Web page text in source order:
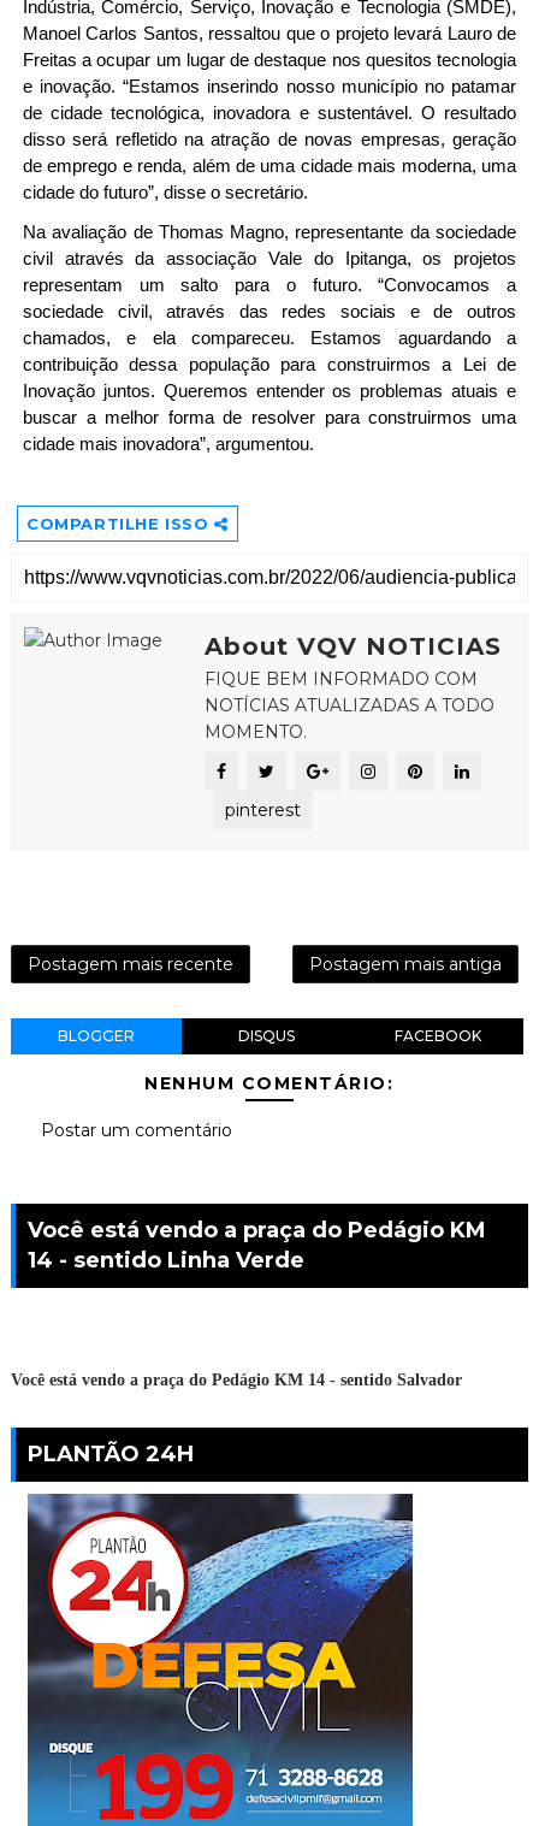
Indústria, Comércio, Serviço, Inovação e Tecnologia (SMDE),
Manoel Carlos Santos, ressaltou que o projeto levará Lauro de
Freitas a ocupar um lugar de destaque nos quesitos tecnologia
e inovação. “Estamos inserindo nosso município no patamar
de cidade tecnológica, inovadora e sustentável. O resultado
disso será refletido na atração de novas empresas, geração
de emprego e renda, além de uma cidade mais moderna, uma
cidade do futuro”, disse o secretário.
Na avaliação de Thomas Magno, representante da sociedade
civil através da associação Vale do Ipitanga, os projetos
representam um salto para o futuro. “Convocamos a
sociedade civil, através das redes sociais e de outros
chamados, e ela compareceu. Estamos aguardando a
contribuição dessa população para construirmos a Lei de
Inovação juntos. Queremos entender os problemas atuais e
buscar a melhor forma de resolver para construirmos uma
cidade mais inovadora”, argumentou.
COMPARTILHE ISSO
About VQV NOTICIAS
FIQUE BEM INFORMADO COM
NOTÍCIAS ATUALIZADAS A TODO
MOMENTO.
pinterest
Postagem mais recente Postagem mais antiga
BLOGGER DISQUS FACEBOOK
NENHUM COMENTÁRIO:
Postar um comentário
Você está vendo a praça do Pedágio KM
14 - sentido Linha Verde
Você está vendo a praça do Pedágio KM 14 - sentido Salvador
PLANTÃO 24H